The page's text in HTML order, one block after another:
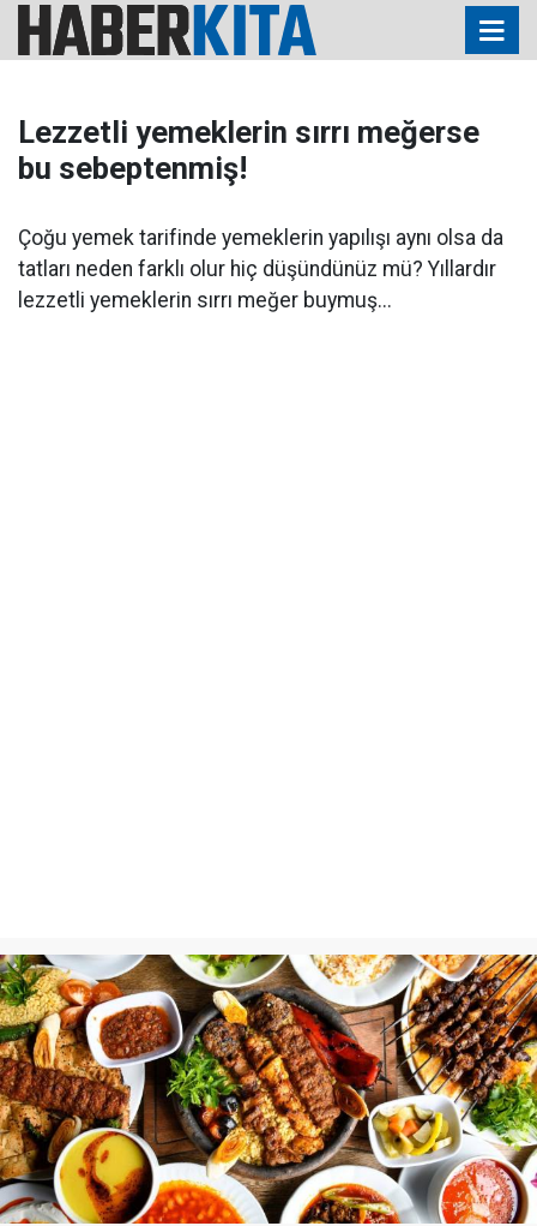
Lezzetli yemeklerin sırrı meğerse
bu sebeptenmiş!
Çoğu yemek tarifinde yemeklerin yapılışı aynı olsa da
tatları neden farklı olur hiç düşündünüz mü? Yıllardır
lezzetli yemeklerin sırrı meğer buymuş...